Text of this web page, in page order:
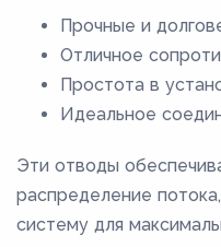
Прочные и
Отличное
Простота в
Идеальное
Эти отводы
распределение
систему для